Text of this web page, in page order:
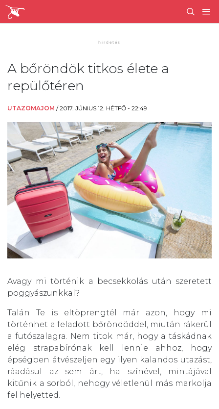
A bőröndök titkos élete a
repülőtéren
UTAZOMAJOM /2017. JÚNIUS 12. HÉTFŐ - 22:49
Avagy mi történik a becsekkolás után szeretett
poggyászunkkal?
Talán Te is eltöprengtél már azon, hogy mi
történhet a feladott bőröndöddel, miután rákerül
a futószalagra. Nem titok már, hogy a táskádnak
elég strapabírónak kell lennie ahhoz, hogy
épségben átvészeljen egy ilyen kalandos utazást,
ráadásul az sem árt, ha színével, mintájával
kitűnik a sorból, nehogy véletlenül más markolja
fel helyetted.